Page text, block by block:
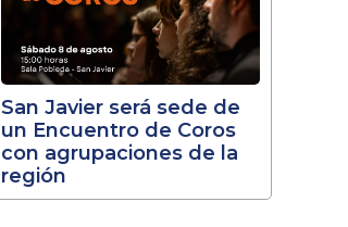
San Javier será sede de
un Encuentro de Coros
con agrupaciones de la
región